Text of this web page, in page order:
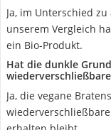
Ja, im Unterschied
unserem Vergleich
ein Bio-Produkt.
Hat die dunkle
Ja, die vegane